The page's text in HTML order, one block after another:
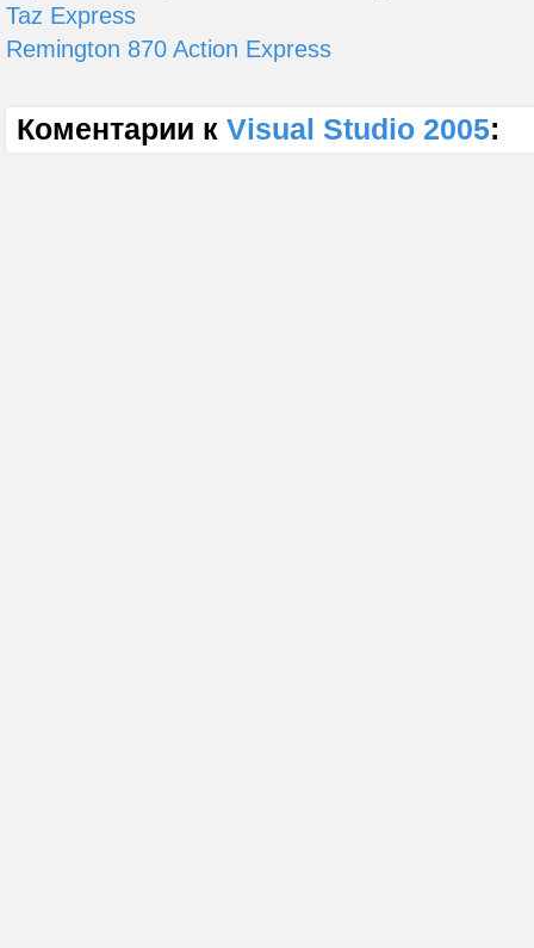
Taz Express
Remington 870 Action Express
Коментарии к Visual Studio 2005: